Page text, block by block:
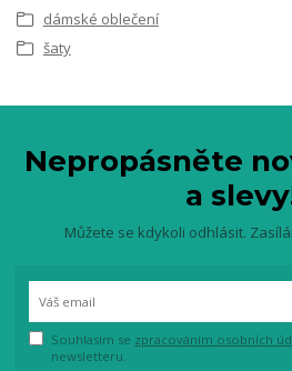
dámské oblečení
šaty
Nepropásněte
a
Můžete se kdykoli odhlásit.
Souhlasím se zpracováním osobních
newsletteru.